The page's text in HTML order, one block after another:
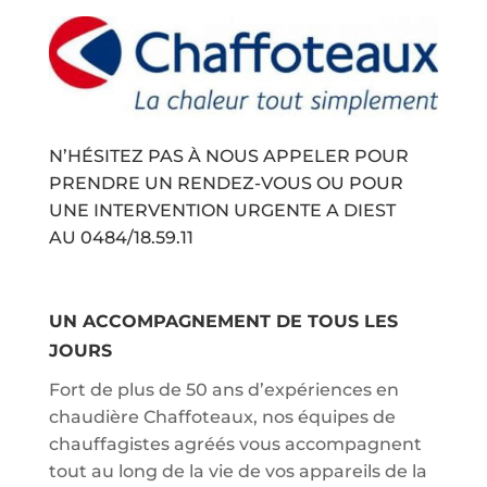
N’HÉSITEZ PAS À NOUS APPELER POUR
PRENDRE UN RENDEZ-VOUS OU POUR
UNE INTERVENTION URGENTE A DIEST
AU 0484/18.59.11
UN ACCOMPAGNEMENT DE TOUS LES
JOURS
Fort de plus de 50 ans d’expériences en
chaudière Chaffoteaux, nos équipes de
chauffagistes agréés vous accompagnent
tout au long de la vie de vos appareils de la